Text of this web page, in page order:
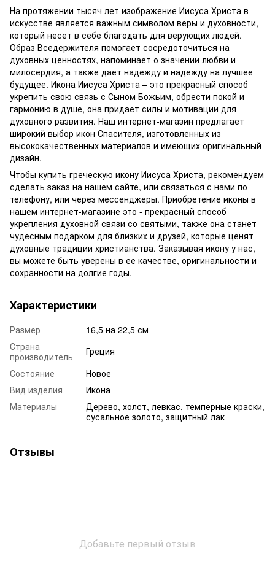
На протяжении тысяч лет изображение Иисуса Христа в
искусстве является важным символом веры и духовности,
который несет в себе благодать для верующих людей.
Образ Вседержителя помогает сосредоточиться на
духовных ценностях, напоминает о значении любви и
милосердия, а также дает надежду и надежду на лучшее
будущее. Икона Иисуса Христа – это прекрасный способ
укрепить свою связь с Сыном Божьим, обрести покой и
гармонию в душе, она придает силы и мотивации для
духовного развития. Наш интернет-магазин предлагает
широкий выбор икон Спасителя, изготовленных из
высококачественных материалов и имеющих оригинальный
дизайн.
Чтобы купить греческую икону Иисуса Христа, рекомендуем
сделать заказ на нашем сайте, или связаться с нами по
телефону, или через мессенджеры. Приобретение иконы в
нашем интернет-магазине это - прекрасный способ
укрепления духовной связи со святыми, также она станет
чудесным подарком для близких и друзей, которые ценят
духовные традиции христианства. Заказывая икону у нас,
вы можете быть уверены в ее качестве, оригинальности и
сохранности на долгие годы.
Характеристики
Размер
16,5 на 22,5 см
Страна
производитель
Греция
Состояние
Новое
Вид изделия
Икона
Материалы
Дерево, холст, левкас, темперные краски,
сусальное золото, защитный лак
Отзывы
Добавьте первый отзыв